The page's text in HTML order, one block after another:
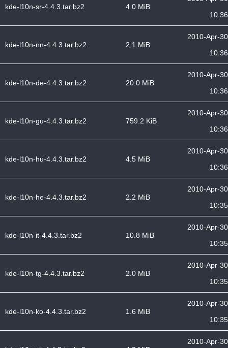
kde-l10n-sr-4.4.3.tar.bz2 4.0 MiB
10:36
kde-l10n-nn-4.4.3.tar.bz2 2.1 MiB
2010-Apr-30
10:36
kde-l10n-de-4.4.3.tar.bz2 20.0 MiB
2010-Apr-30
10:36
kde-l10n-gu-4.4.3.tar.bz2 759.2 KiB
2010-Apr-30
10:36
kde-l10n-hu-4.4.3.tar.bz2 4.5 MiB
2010-Apr-30
10:36
kde-l10n-he-4.4.3.tar.bz2 2.2 MiB
2010-Apr-30
10:35
kde-l10n-it-4.4.3.tar.bz2 10.8 MiB
2010-Apr-30
10:35
kde-l10n-tg-4.4.3.tar.bz2 2.0 MiB
2010-Apr-30
10:35
kde-l10n-ko-4.4.3.tar.bz2 1.6 MiB
2010-Apr-30
10:35
2010-Apr-30